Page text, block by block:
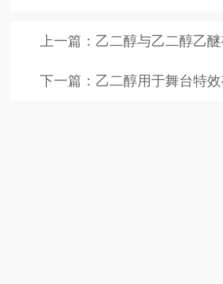
上一篇： 乙二醇与乙二醇乙醚有什么
下一篇： 乙二醇用于舞台特效有什么